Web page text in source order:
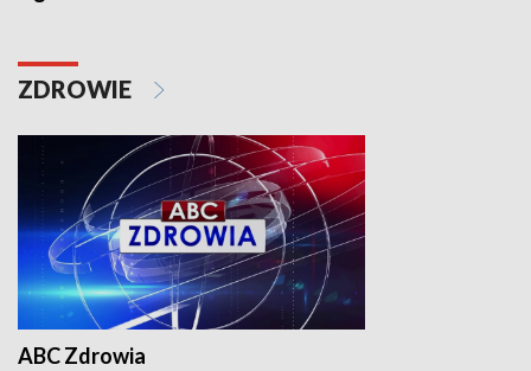
ZDROWIE
ABC Zdrowia